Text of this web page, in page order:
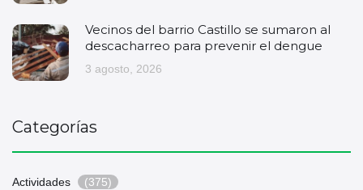
Vecinos del barrio Castillo se sumaron al
descacharreo para prevenir el dengue
3 agosto, 2026
Categorías
Actividades (375)